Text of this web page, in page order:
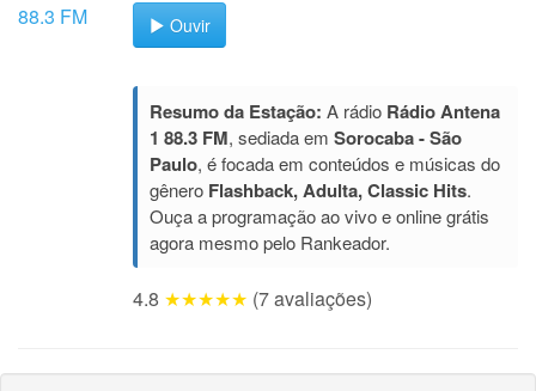
Ouvir
Resumo da Estação: A rádio Rádio Antena
1 88.3 FM, sediada em Sorocaba - São
Paulo, é focada em conteúdos e músicas do
gênero Flashback, Adulta, Classic Hits.
Ouça a programação ao vivo e online grátis
agora mesmo pelo Rankeador.
4.8 ★★★★★ (7 avaliações)